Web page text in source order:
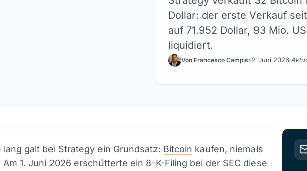
Dollar: der erste Verkauf
auf 71.952 Dollar, 93 Mio.
liquidiert.
Von Francesco Campisi 2 Juni 2026
lang galt bei Strategy ein Grundsatz: Bitcoin kaufen, niemals
1. Juni 2026 erschütterte ein 8-K-Filing bei der SEC diese